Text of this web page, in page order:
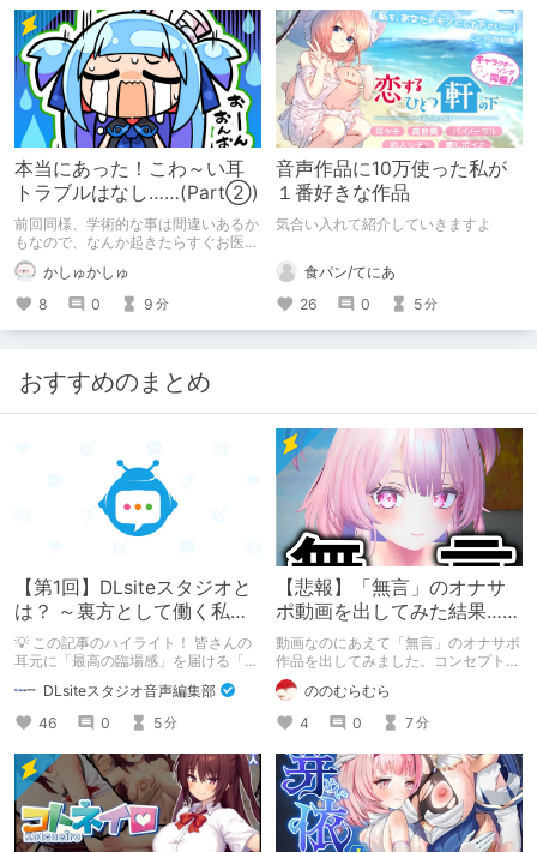
本当にあった！こわ～い耳
トラブルはなし……(Part②)
前回同様、学術的な事は間違いあるか
もなので、なんか起きたらすぐお医者
さんに行ってね！！！ 皆はシャレに
ならないから真似や近しい事はしない
ように！！！
かしゅかしゅ
8
0 9 分
音声作品に10万使った私が
１番好きな作品
気合い入れて紹介していきますよ
食パン/てにあ
26
0 5分
おすすめのまとめ
【第1回】DLsiteスタジオと
は？ ～裏方として働く私た
ちの紹介
💡 この記事のハイライト！ 皆さんの
耳元に「最高の臨場感」を届ける「サ
ウンドエンジニアの仕事」のリアルな
舞台裏を大公開！ スマートな専門
職……と思いきや、実態は「音の変態
（褒め言葉）」が集まるチーム！？
成人男性スタッフがダミヘに抱きつ
き、スタジオにアダルトグッズが転が
る超大真面目な理由とは？ クオリテ
ィ向上のための、ちょっとシュールな
（？）試行錯誤をたっぷりご紹介しま
す！
DLsiteスタジオ音声編集部
46
0 5分
【悲報】「無言」のオナサ
ポ動画を出してみた結果……
動画なのにあえて「無言」のオナサポ
作品を出してみました。コンセプト通
りのものは作れたのですが、肝心の売
上がね……
ののむらむら
4
0 7分